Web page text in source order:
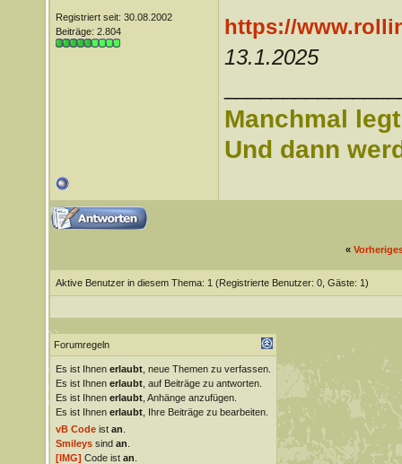
Registriert seit: 30.08.2002
Beiträge: 2.804
https://
13.1.2025
Manchmal
Und dann
«
Aktive Benutzer in diesem Thema: 1 (Registrierte Benutzer: 0, Gäste: 1)
Forumregeln
Es ist Ihnen erlaubt, neue Themen zu verfassen.
Es ist Ihnen erlaubt, auf Beiträge zu antworten.
Es ist Ihnen erlaubt, Anhänge anzufügen.
Es ist Ihnen erlaubt, Ihre Beiträge zu bearbeiten.
vB Codeist an
Smileyssind an
[IMG] Code ist an